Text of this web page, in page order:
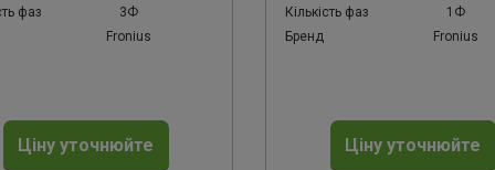
фаз
3Ф
Fronius
Ціну уточнюйте
Кількість фаз
1Ф
Бренд
Fronius
Ціну уточнюйте